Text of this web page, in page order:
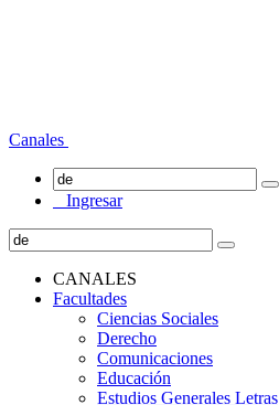
Canales
Ingresar
CANALES
Facultades
Ciencias Sociales
Derecho
Comunicaciones
Educación
Estudios Generales Letras